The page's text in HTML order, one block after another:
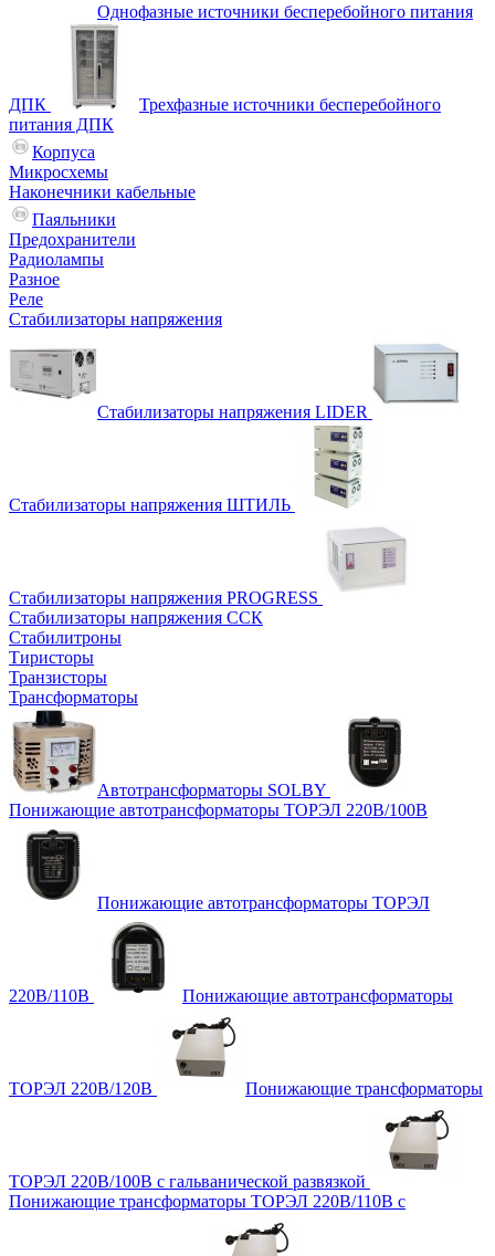
Однофазные источники бесперебойного питания
ДПК
Трехфазные источники бесперебойного
питания ДПК
Корпуса
Микросхемы
Наконечники кабельные
Паяльники
Предохранители
Радиолампы
Разное
Реле
Стабилизаторы напряжения
Стабилизаторы напряжения LIDER
Стабилизаторы напряжения ШТИЛЬ
Стабилизаторы напряжения PROGRESS
Стабилизаторы напряжения ССК
Стабилитроны
Тиристоры
Транзисторы
Трансформаторы
Автотрансформаторы SOLBY
Понижающие автотрансформаторы ТОРЭЛ 220В/100В
Понижающие автотрансформаторы ТОРЭЛ
220В/110В Понижающие автотрансформаторы
ТОРЭЛ 220В/120В Понижающие трансформаторы
ТОРЭЛ 220В/100В с гальванической развязкой
Понижающие трансформаторы ТОРЭЛ 220В/110В с